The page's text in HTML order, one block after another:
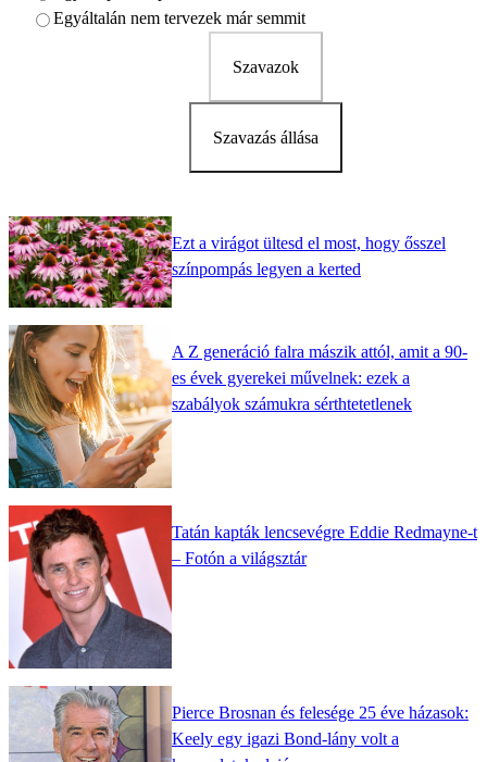
Egyáltalán nem tervezek már semmit
Szavazok
Szavazás állása
Ezt a virágot ültesd el most, hogy ősszel
színpompás legyen a kerted
A Z generáció falra mászik attól, amit a 90-
es évek gyerekei művelnek: ezek a
szabályok számukra sérthtetetlenek
Tatán kapták lencsevégre Eddie Redmayne-t
– Fotón a világsztár
Pierce Brosnan és felesége 25 éve házasok:
Keely egy igazi Bond-lány volt a